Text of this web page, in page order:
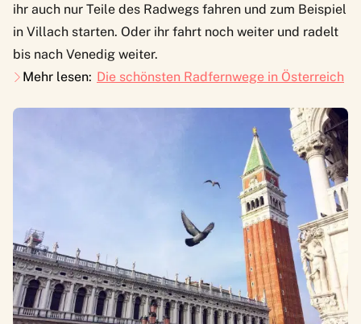
ihr auch nur Teile des Radwegs fahren und zum Beispiel
in Villach starten. Oder ihr fahrt noch weiter und radelt
bis nach Venedig weiter.
Mehr lesen: Die schönsten Radfernwege in Österreich